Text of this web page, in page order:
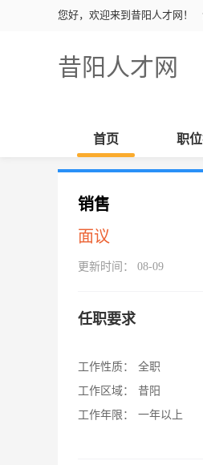
您好，欢迎来到昔阳人才网！
昔阳人才网
首页 职
销售
面议
更新时间： 08-09
任职要求
工作性质：
全职
工作区域：
昔阳
工作年限：
一年以上